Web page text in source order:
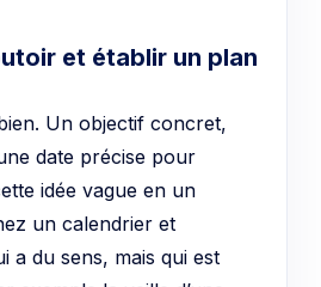
et établir un plan
Un objectif concret,
date précise pour
idée vague en un
un calendrier et
a du sens, mais qui est